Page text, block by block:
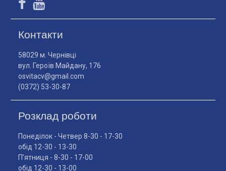
Контакти
58029 м. Чернівці
вул. Героїв Майдану, 176
osvitacv@gmail.com
(0372) 53-30-87
Розклад роботи
Понеділок - Четвер 8-30 - 17-30
обід 12-30 - 13-30
П'ятниця - 8-30 - 17-00
обід 12-30 - 13-00